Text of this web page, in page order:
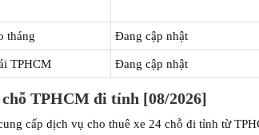
tháng Đang cập nhật
TPHCM Đang cập nhật
chỗ TPHCM đi tỉnh [08/2026]
cấp dịch vụ cho thuê xe 24 chỗ đi tỉnh từ